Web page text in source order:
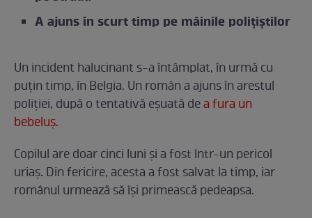
A ajuns în scurt timp pe mâinile polițiștilor
Un incident halucinant s-a întâmplat, în urmă cu
puțin timp, în Belgia. Un român a ajuns în arestul
poliției, după o tentativă eșuată dea fura un
bebeluș.
Copilul are doar cinci luni și a fost într-un pericol
uriaș. Din fericire, acesta a fost salvat la timp, iar
românul urmează să își primească pedeapsa.